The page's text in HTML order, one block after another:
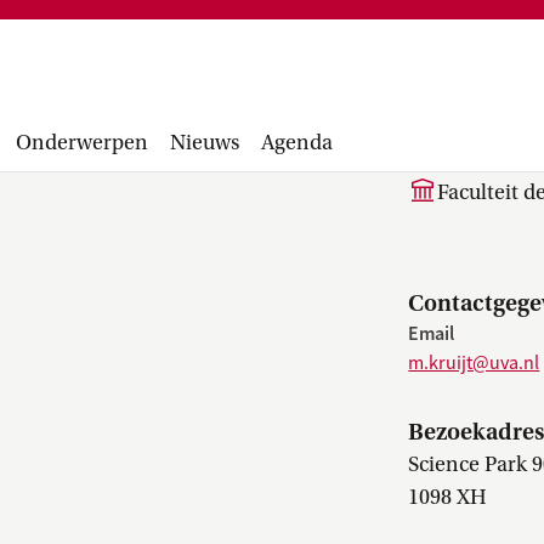
Onderwerpen Nieuws Agenda
Financiële administratie, facturen,
Faculteit
Email
m.kruijt@uva.nl
Bezoekadres
Science Park
1098 XH